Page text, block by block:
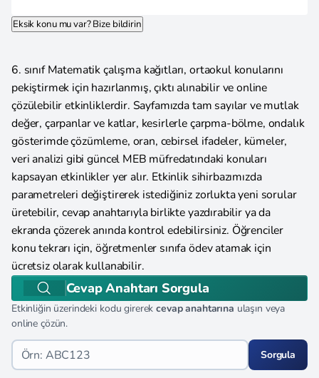
Eksik konu mu var? Bize bildirin
6. sınıf Matematik çalışma kağıtları, ortaokul konularını
pekiştirmek için hazırlanmış, çıktı alınabilir ve online
çözülebilir etkinliklerdir. Sayfamızda tam sayılar ve mutlak
değer, çarpanlar ve katlar, kesirlerle çarpma-bölme, ondalık
gösterimde çözümleme, oran, cebirsel ifadeler, kümeler,
veri analizi gibi güncel MEB müfredatındaki konuları
kapsayan etkinlikler yer alır. Etkinlik sihirbazımızda
parametreleri değiştirerek istediğiniz zorlukta yeni sorular
üretebilir, cevap anahtarıyla birlikte yazdırabilir ya da
ekranda çözerek anında kontrol edebilirsiniz. Öğrenciler
konu tekrarı için, öğretmenler sınıfa ödev atamak için
ücretsiz olarak kullanabilir.
Cevap Anahtarı Sorgula
Etkinliğin üzerindeki kodu girerekcevap anahtarına ulaşın veya
online çözün.
Sorgula